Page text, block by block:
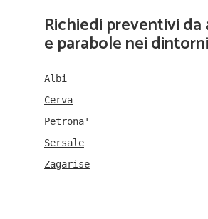
Richiedi preventivi
e parabole nei
Albi
Cerva
Petrona'
Sersale
Zagarise